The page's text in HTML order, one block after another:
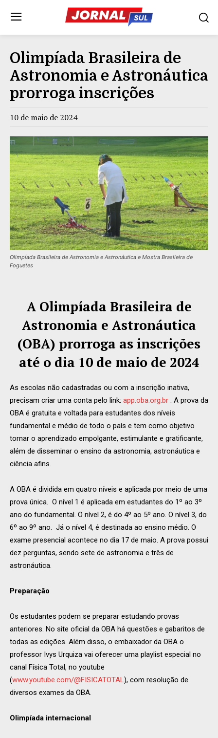
Olimpíada Brasileira de
Astronomia e Astronáutica
prorroga inscrições
10 de maio de 2024
Olimpíada Brasileira de Astronomia e Astronáutica e Mostra Brasileira de
Foguetes
A Olimpíada Brasileira de
Astronomia e Astronáutica
(OBA) prorroga as inscrições
até o dia 10 de maio de 2024
As escolas não cadastradas ou com a inscrição inativa,
precisam criar uma conta pelo link: app.oba.org.br . A prova da
OBA é gratuita e voltada para estudantes dos níveis
fundamental e médio de todo o país e tem como objetivo
tornar o aprendizado empolgante, estimulante e gratificante,
além de disseminar o ensino da astronomia, astronáutica e
ciência afins.
A OBA é dividida em quatro níveis e aplicada por meio de uma
prova única. O nível 1 é aplicada em estudantes do 1º ao 3º
ano do fundamental. O nível 2, é do 4º ao 5º ano. O nível 3, do
6º ao 9º ano. Já o nível 4, é destinada ao ensino médio. O
exame presencial acontece no dia 17 de maio. A prova possui
dez perguntas, sendo sete de astronomia e três de
astronáutica.
Preparação
Os estudantes podem se preparar estudando provas
anteriores. No site oficial da OBA há questões e gabaritos de
todas as edições. Além disso, o embaixador da OBA o
professor Ivys Urquiza vai oferecer uma playlist especial no
canal Física Total, no youtube
(www.youtube.com/@FISICATOTAL), com resolução de
diversos exames da OBA.
Olimpíada internacional